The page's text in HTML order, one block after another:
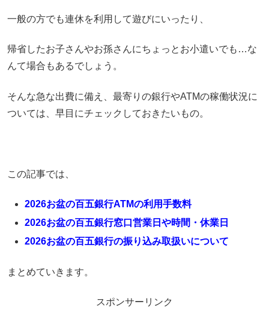
一般の方でも連休を利用して遊びにいったり、
帰省したお子さんやお孫さんにちょっとお小遣いでも…な
んて場合もあるでしょう。
そんな急な出費に備え、最寄りの銀行やATMの稼働状況に
ついては、早目にチェックしておきたいもの。
この記事では、
2026お盆の百五銀行ATMの利用手数料
2026お盆の百五銀行窓口営業日や時間・休業日
2026お盆の百五銀行の振り込み取扱いについて
まとめていきます。
スポンサーリンク